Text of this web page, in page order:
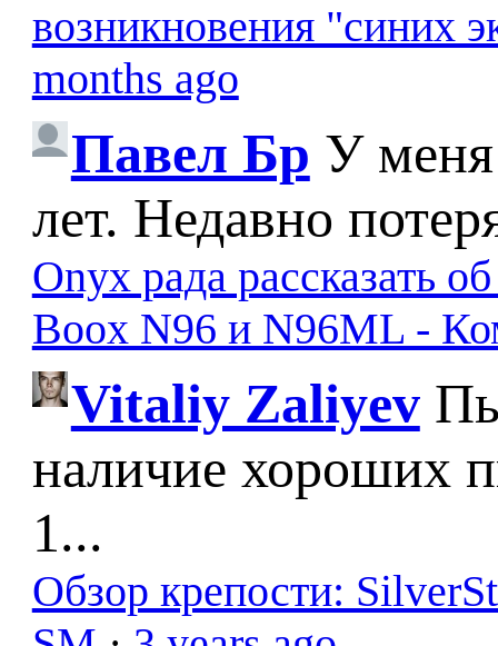
возникновения "синих
months ago
Павел Бр У меня
лет. Недавно
Onyx рада рассказать
Boox N96 и N96ML -
Vitaliy Zaliyev
наличие хороших
1...
Обзор крепости: